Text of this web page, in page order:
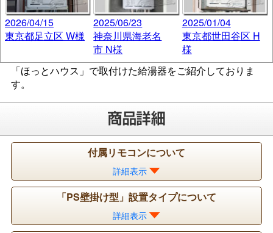
2026/04/15
東京都足立区 W様
2025/06/23
神奈川県海老名
市 N様
2025/01/04
東京都世田谷区 H
様
「ほっとハウス」で取付けた給湯器をご紹介しておりま
す。
付属リモコンについて
詳細表示
「PS壁掛け型」設置タイプについて
詳細表示